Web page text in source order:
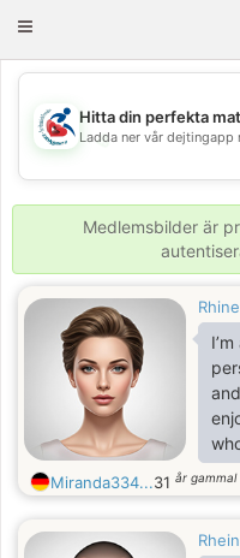
Toggle
💖
Hitta din perfekta
Ladda ner vår dejtingapp
Medlemsbilder är
Miranda334...31 år gammal